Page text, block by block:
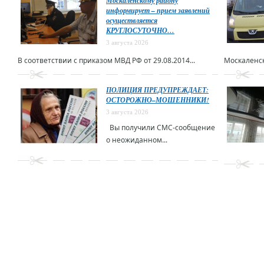
информирует – прием заявлений
осуществляется
КРУГЛОСУТОЧНО…
3 августа 2026
В соответствии с приказом МВД РФ от 29.08.2014...
ПОЛИЦИЯ ПРЕДУПРЕЖДАЕТ:
ОСТОРОЖНО–МОШЕННИКИ!
3 августа 2026
Вы получили СМС-сообщение
о неожиданном...